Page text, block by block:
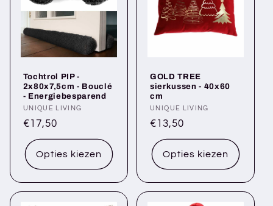
Tochtrol PIP -
2x80x7,5cm - Bouclé
- Energiebesparend
Verkoper:
UNIQUE LIVING
Normale
prijs
€17,50
Opties kiezen
GOLD TREE
sierkussen - 40x60
cm
Verkoper:
UNIQUE LIVING
Normale
prijs
€13,50
Opties kiezen